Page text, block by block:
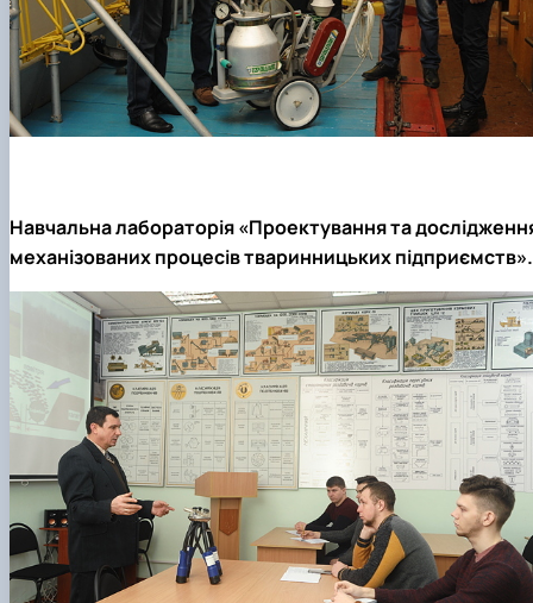
Навчальна лабораторія «Проектування та
механізованих процесів тваринницьких підприємств».